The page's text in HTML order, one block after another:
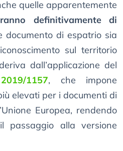
quelle apparentemente
definitivamente di
documento di espatrio sia
sul territorio
dall’applicazione del
1157, che impone
elevati per i documenti di
Europea, rendendo
passaggio alla versione